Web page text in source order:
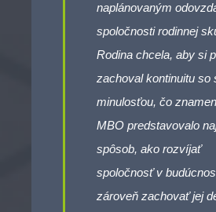
naplánovaným
spoločnosti rodinnej
Rodina chcela, aby si
zachoval kontinuitu so
minulosťou, čo
MBO predstavovalo
spôsob, ako rozvíjať
spoločnosť v
zároveň zachovať jej